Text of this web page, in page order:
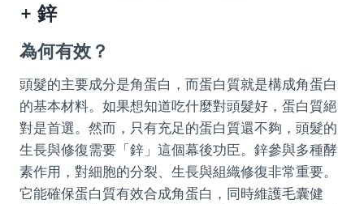
+ 鋅
為何有效？
頭髮的主要成分是角蛋白，而蛋白質就是構成角蛋白
的基本材料。如果想知道吃什麼對頭髮好，蛋白質絕
對是首選。然而，只有充足的蛋白質還不夠，頭髮的
生長與修復需要「鋅」這個幕後功臣。鋅參與多種酵
素作用，對細胞的分裂、生長與組織修復非常重要。
它能確保蛋白質有效合成角蛋白，同時維護毛囊健